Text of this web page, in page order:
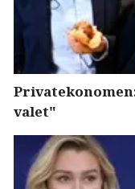
valet"